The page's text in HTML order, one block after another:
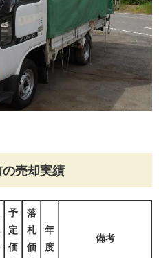
売却実績
予
定
価
落
札
価
年
度
備考